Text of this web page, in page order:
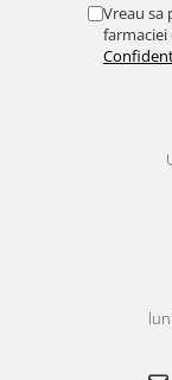
Vreau sa
farmaciei